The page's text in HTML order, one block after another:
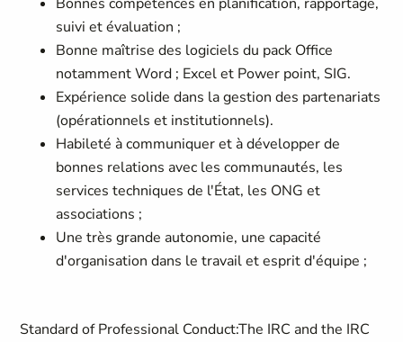
suivi et évaluation ;
Bonne maîtrise des logiciels du pack Office
notamment Word ; Excel et Power point, SIG.
Expérience solide dans la gestion des partenariats
(opérationnels et institutionnels).
Habileté à communiquer et à développer de
bonnes relations avec les communautés, les
services techniques de l'État, les ONG et
associations ;
Une très grande autonomie, une capacité
d'organisation dans le travail et esprit d'équipe ;
Standard of Professional Conduct:The IRC and the IRC